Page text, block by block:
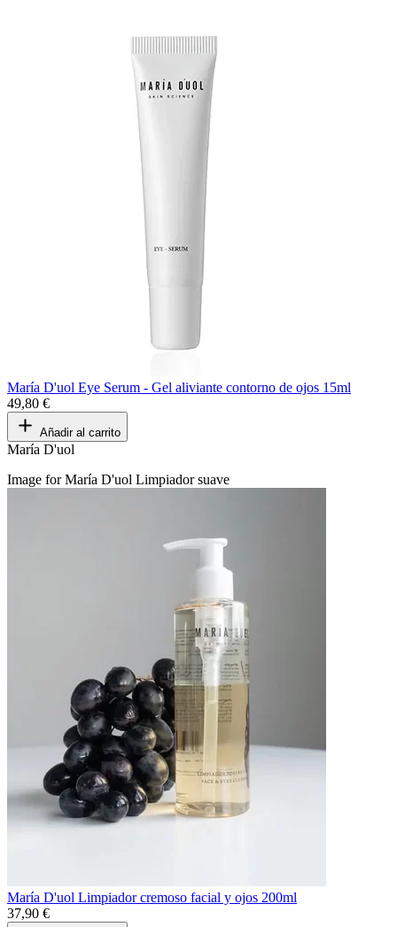
María D'uol Eye Serum - Gel aliviante contorno de ojos 15ml
49,80 €
Añadir al carrito
María D'uol
Image for María D'uol Limpiador suave
María D'uol Limpiador cremoso facial y ojos 200ml
37,90 €